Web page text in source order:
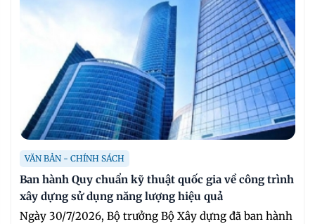
VĂN BẢN - CHÍNH SÁCH
Ban hành Quy chuẩn kỹ thuật quốc gia về công trình
xây dựng sử dụng năng lượng hiệu quả
Ngày 30/7/2026, Bộ trưởng Bộ Xây dựng đã ban hành